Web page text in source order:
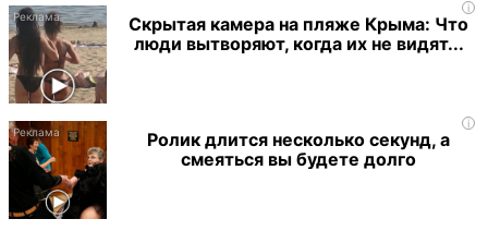
i
Скрытая камера на пляже Крыма: Что
люди вытворяют, когда их не видят...
i
Ролик длится несколько секунд, а
смеяться вы будете долго